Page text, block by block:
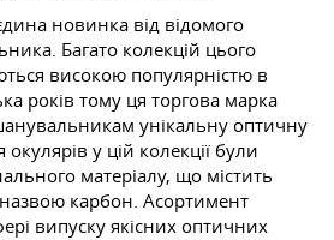
новинка від відомого
Багато колекцій цього
високою популярністю в
років тому ця торгова марка
унікальну оптичну
у цій колекції були
матеріалу, що містить
назвою карбон. Асортимент
випуску якісних оптичних